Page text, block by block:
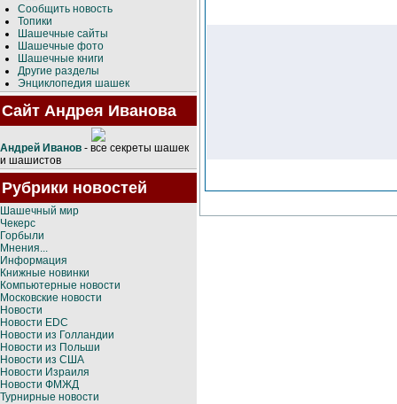
Сообщить новость
Топики
Шашечные сайты
Шашечные фото
Шашечные книги
Другие разделы
Энциклопедия шашек
Сайт Андрея Иванова
Андрей Иванов - все секреты шашек
и шашистов
Рубрики новостей
Шашечный мир
Чекерс
Горбыли
Мнения...
Информация
Книжные новинки
Компьютерные новости
Московские новости
Новости
Новости EDC
Новости из Голландии
Новости из Польши
Новости из США
Новости Израиля
Новости ФМЖД
Турнирные новости